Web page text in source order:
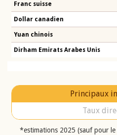
Franc suisse
Dollar canadien
Yuan chinois
Dirham Emirats Arabes Unis
Principaux
Taux
*estimations 2025 (sauf pour le